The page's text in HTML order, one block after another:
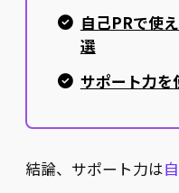
自己PRで使
選
サポート力を
結論、サポート力は